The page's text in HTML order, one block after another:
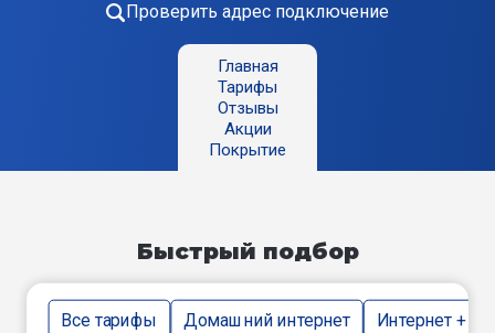
Проверить адрес подключение
Главная
Тарифы
Отзывы
Акции
Покрытие
Быстрый подбор
Все тарифы Домашний интернет Интернет + тв